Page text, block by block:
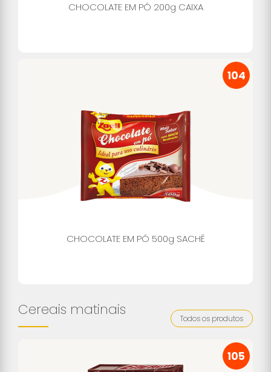
CHOCOLATE EM PÓ 200g CAIXA
104
CHOCOLATE EM PÓ 500g SACHÊ
Cereais matinais Todos os produtos
105